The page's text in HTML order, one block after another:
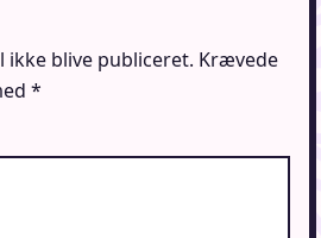
ikke blive publiceret. Krævede
*